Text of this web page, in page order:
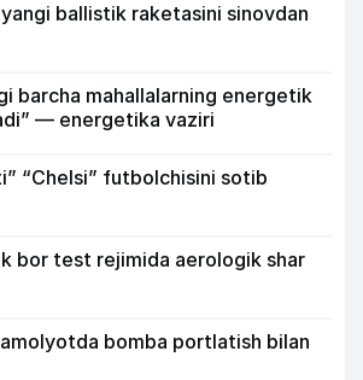
yangi ballistik raketasini sinovdan
barcha mahallalarning energetik
— energetika vaziri
“Chelsi” futbolchisini sotib
bor test rejimida aerologik shar
bomba portlatish bilan